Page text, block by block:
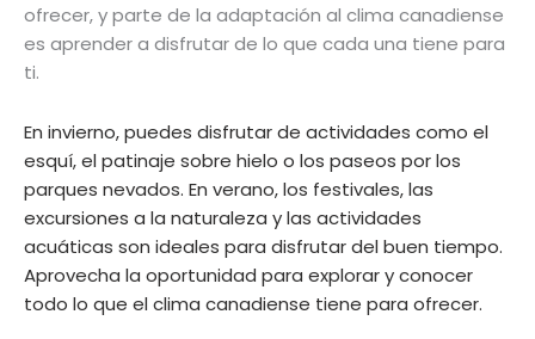
ofrecer, y parte de la adaptación al clima canadiense
es aprender a disfrutar de lo que cada una tiene para
ti.
En invierno, puedes disfrutar de actividades como el
esquí, el patinaje sobre hielo o los paseos por los
parques nevados. En verano, los festivales, las
excursiones a la naturaleza y las actividades
acuáticas son ideales para disfrutar del buen tiempo.
Aprovecha la oportunidad para explorar y conocer
todo lo que el clima canadiense tiene para ofrecer.